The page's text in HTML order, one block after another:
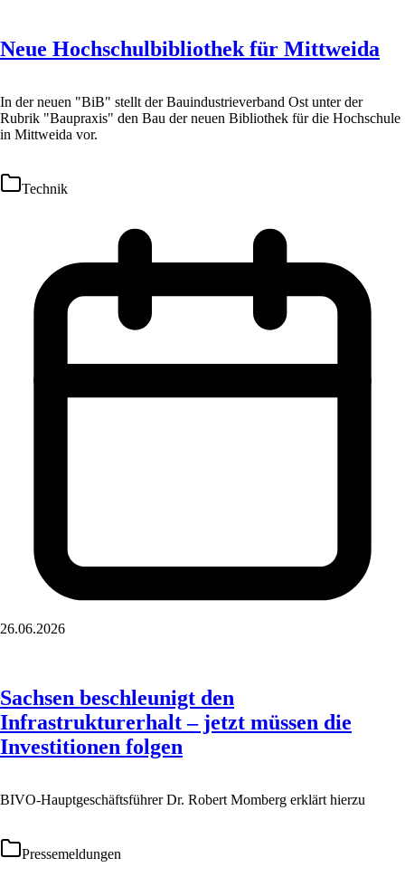
Neue Hochschulbibliothek für Mittweida
In der neuen "BiB" stellt der Bauindustrieverband Ost unter der
Rubrik "Baupraxis" den Bau der neuen Bibliothek für die Hochschule
in Mittweida vor.
Technik
26.06.2026
Sachsen beschleunigt den
Infrastrukturerhalt – jetzt müssen die
Investitionen folgen
BIVO-Hauptgeschäftsführer Dr. Robert Momberg erklärt hierzu
Pressemeldungen